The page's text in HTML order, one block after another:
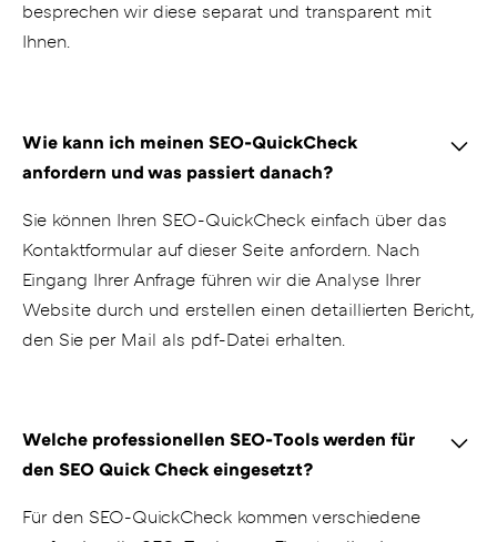
besprechen wir diese separat und transparent mit
Ihnen.
Wie kann ich meinen SEO-QuickCheck
anfordern und was passiert danach?
Sie können Ihren SEO-QuickCheck einfach über das
Kontaktformular auf dieser Seite anfordern. Nach
Eingang Ihrer Anfrage führen wir die Analyse Ihrer
Website durch und erstellen einen detaillierten Bericht,
den Sie per Mail als pdf-Datei erhalten.
Welche professionellen SEO-Tools werden für
den SEO Quick Check eingesetzt?
Für den SEO-QuickCheck kommen verschiedene